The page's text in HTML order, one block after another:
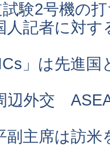
験2号機の
人記者に対す
」は先進国
辺外交
主席は訪米